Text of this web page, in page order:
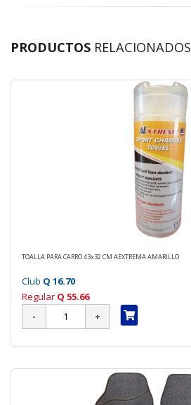
PRODUCTOS RELACIONADOS
TOALLA PARA CARRO 43x32 CM AEXTREMA AMARILLO
Club Q 16.70
Regular Q 55.66